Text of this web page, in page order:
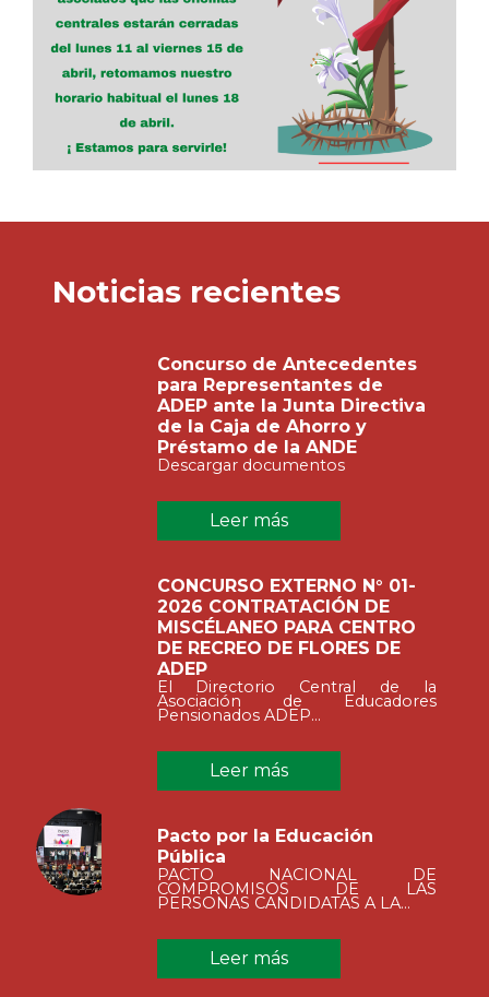
Noticias recientes
Concurso de Antecedentes
para Representantes de
ADEP ante la Junta Directiva
de la Caja de Ahorro y
Préstamo de la ANDE
Descargar documentos
Leer más
CONCURSO EXTERNO N° 01-
2026 CONTRATACIÓN DE
MISCÉLANEO PARA CENTRO
DE RECREO DE FLORES DE
ADEP
El Directorio Central de la
Asociación de Educadores
Pensionados ADEP...
Leer más
Pacto por la Educación
Pública
PACTO NACIONAL DE
COMPROMISOS DE LAS
PERSONAS CANDIDATAS A LA...
Leer más